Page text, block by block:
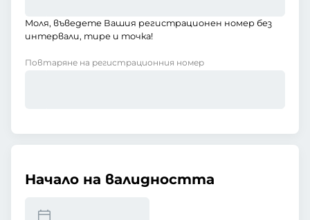
Моля, въведете Вашия регистрационен номер без
интервали, тире и точка!
Повтаряне на регистрационния номер
Начало на валидността